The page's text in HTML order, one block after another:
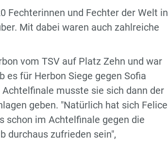
Fechterinnen und Fechter der Welt in
Mit dabei waren auch zahlreiche
vom TSV auf Platz Zehn und war
für Herbon Siege gegen Sofia
Achtelfinale musste sie sich dann der
geben. "Natürlich hat sich Felice
schon im Achtelfinale gegen die
durchaus zufrieden sein",